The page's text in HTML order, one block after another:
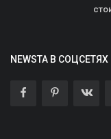
NEWSTA В СОЦСЕТЯХ